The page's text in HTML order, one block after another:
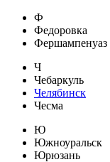
Ф
Федоровка
Фершампенуаз
Ч
Чебаркуль
Челябинск
Чесма
Ю
Южноуральск
Юрюзань